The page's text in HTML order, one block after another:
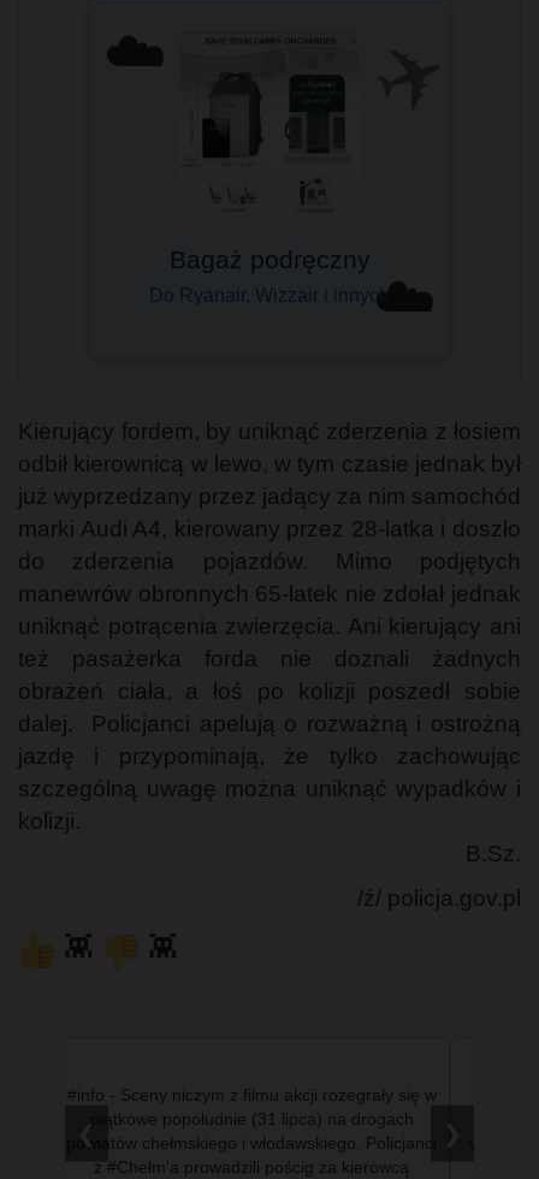
☁️
☁️
Bagaż podręczny
Do Ryanair, Wizzair i innych
Kierujący fordem, by uniknąć zderzenia z łosiem
odbił kierownicą w lewo, w tym czasie jednak był
już wyprzedzany przez jadący za nim samochód
marki Audi A4, kierowany przez 28-latka i doszło
do zderzenia pojazdów. Mimo podjętych
manewrów obronnych 65-latek nie zdołał jednak
uniknąć potrącenia zwierzęcia. Ani kierujący ani
też pasażerka forda nie doznali żadnych
obrażeń ciała, a łoś po kolizji poszedł sobie
dalej. Policjanci apelują o rozważną i ostrożną
jazdę i przypominają, że tylko zachowując
szczególną uwagę można uniknąć wypadków i
kolizji.
B.Sz.
/ź/ policja.gov.pl
👾 👾
#info - Sceny niczym z filmu akcji rozegrały się w
piątkowe popołudnie (31 lipca) na drogach
powiatów chełmskiego i włodawskiego. Policjanci
z #Chełm'a prowadzili pościg za kierowcą
❯